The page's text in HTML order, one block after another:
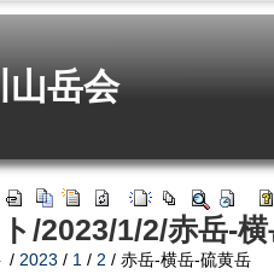
山岳会
/2023/1/2/赤岳-
/ 2023 / 1 / 2 / 赤岳-横岳-硫黄岳